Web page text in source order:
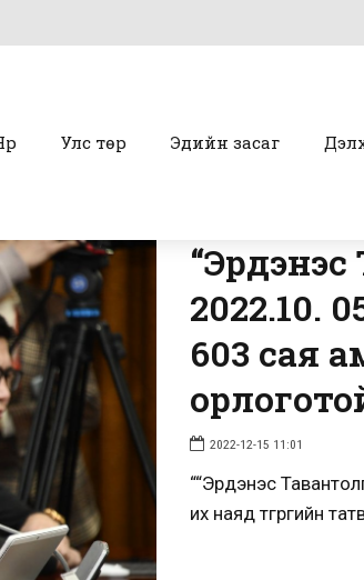
Улс төр Эдийн засаг
2022.10.
603 сая
2022-12-15 11:01
““Эрдэнэс
их наяд төгрөгийн